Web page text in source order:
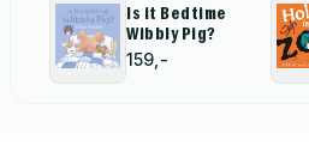
Is it Bedtime
Wibbly Pig?
159,-